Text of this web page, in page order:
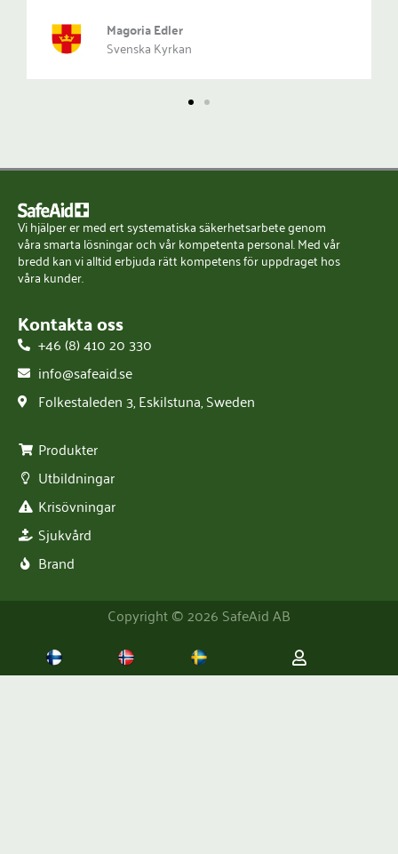
Vi hjälper er med ert systematiska säkerhetsarbete genom
våra smarta lösningar och vår kompetenta personal. Med vår
bredd kan vi alltid erbjuda rätt kompetens för uppdraget hos
våra kunder.
Kontakta oss
+46 (8) 410 20 330
info@safeaid.se
Folkestaleden 3, Eskilstuna, Sweden
Produkter
Utbildningar
Krisövningar
Sjukvård
Brand
Copyright © 2026 SafeAid AB